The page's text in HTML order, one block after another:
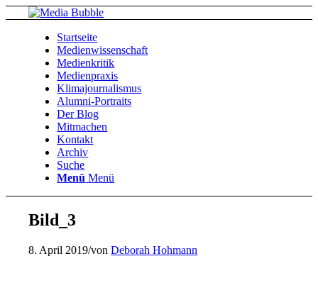
Startseite
Medienwissenschaft
Medienkritik
Medienpraxis
Klimajournalismus
Alumni-Portraits
Der Blog
Mitmachen
Kontakt
Archiv
Suche
Menü Menü
Bild_3
8. April 2019/vonDeborah Hohmann